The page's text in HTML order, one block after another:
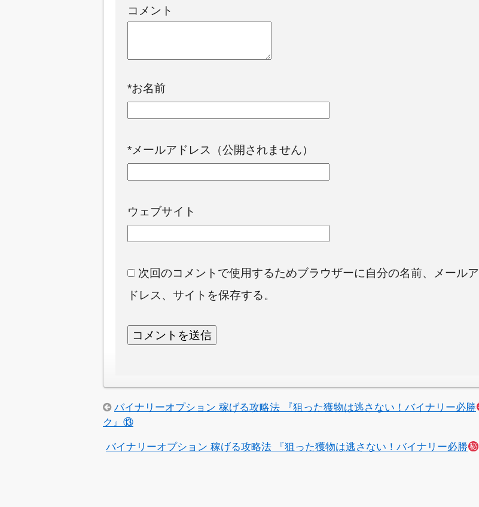
コメント
*お名前
*メールアドレス（公開されません）
ウェブサイト
次回のコメントで使用するためブラウザーに自分の名前、メールア
ドレス、サイトを保存する。
バイナリーオプション 稼げる攻略法 『狙った獲物は逃さない！バイナリー必勝
ク』⑬
バイナリーオプション 稼げる攻略法 『狙った獲物は逃さない！バイナリー必勝